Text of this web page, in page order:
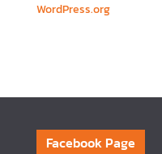
WordPress.org
Facebook Page